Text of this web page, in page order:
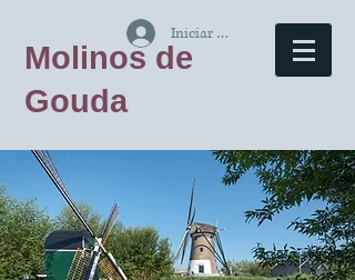
Molinos de
Gouda
Iniciar sesión